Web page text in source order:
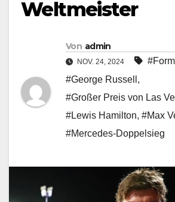
Weltmeister
Von admin
NOV. 24, 2024
#George Russell ,
#Großer Preis von Las
#Lewis Hamilton, #Max
#Mercedes-Doppelsieg